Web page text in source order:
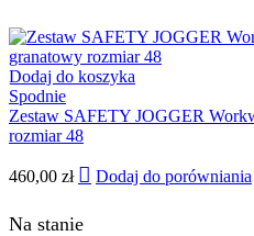
Dodaj do koszyka
Spodnie
Zestaw SAFETY JOGGER
rozmiar 48
460,00 zł Dodaj do porówniania
Na stanie